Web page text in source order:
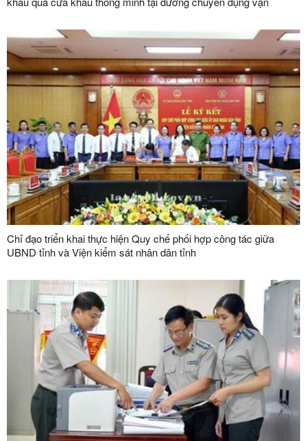
dụng vận chuyển hàng hoá khu vực mốc 1088/2-1089 thuộc cặp
cửa khẩu quốc tế Hữu Nghị (Việt Nam) - Hữu Nghị Quan (Trung
Quốc)
Chỉ đạo triển khai thực hiện Quy chế phối hợp công tác giữa
UBND tỉnh và Viện kiểm sát nhân dân tỉnh